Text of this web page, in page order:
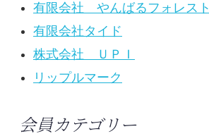
有限会社 やんばるフォレスト
有限会社タイド
株式会社 ＵＰＩ
リップルマーク
会員カテゴリー